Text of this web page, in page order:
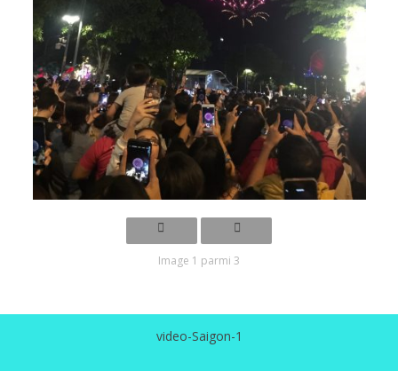
Image 1 parmi 3
video-Saigon-1